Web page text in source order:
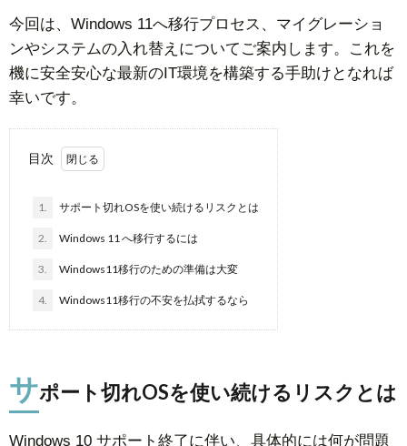
今回は、Windows 11へ移行プロセス、マイグレーショ
ンやシステムの入れ替えについてご案内します。これを
機に安全安心な最新のIT環境を構築する手助けとなれば
幸いです。
目次
1. サポート切れOSを使い続けるリスクとは
2. Windows 11 へ移行するには
3. Windows11移行のための準備は大変
4. Windows11移行の不安を払拭するなら
サポート切れOSを使い続けるリスクとは
Windows 10 サポート終了に伴い、具体的には何が問題